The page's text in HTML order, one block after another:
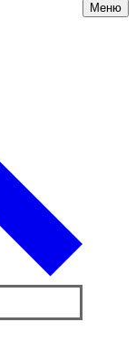
Меню